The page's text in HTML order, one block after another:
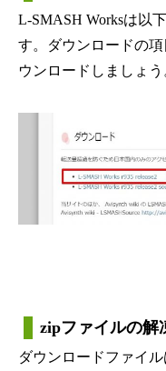
L-SMASH Worksは以
す。ダウンロードの
ウンロードしましょう
zipファイルの解
ダウンロードファイ